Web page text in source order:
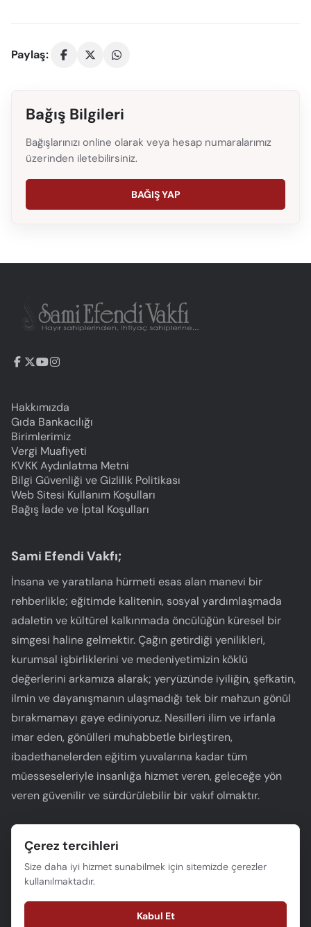
Paylaş:
Bağış Bilgileri
Bağışlarınızı online olarak veya hesap numaralarımız
üzerinden iletebilirsiniz.
BAĞIŞ YAP
Hakkımızda
Gıda Bankacılığı
Birimlerimiz
Vergi Muafiyeti
KVKK Aydınlatma Metni
Bilgi Güvenliği ve Gizlilik Politikası
Web Sitesi Kullanım Koşulları
Bağış İade ve İptal Koşulları
Sami Efendi Vakfı;
İnsana ve yaratılana hürmeti esas alan manevi bir
rehberlikle; eğitimde kalitenin, sosyal yardımlaşmada
adaletin ve kültürel kalkınmada öncülüğün küresel bir
simgesi haline gelmektir. Çağın getirdiği yenilikleri,
kurumsal işbirliklerini ve medeniyetimizin köklü
değerlerini arkamıza alarak; yeryüzünde iyiliğin, şefkatin,
ilmin ve dayanışmanın ulaşmadığı tek bir mahzun gönül
bırakmamayı gaye ediniyoruz. Nesilleri ilim ve irfanla
imar eden, gönülleri muhabbetle birleştiren,
ibadethanelerden eğitim yuvalarına kadar tüm
müesseseleriyle insanlığa hizmet veren, geleceğe yön
veren güvenilir ve sürdürülebilir bir vakıf olmaktır.
Vakıf Katılım:
TR68 0021 0000 0000 0111 1000 01
Kuveyttürk:
TR72 0020 5000 0006 7991 4000 01
Çerez tercihleri
Size daha iyi hizmet sunabilmek için sitemizde çerezler
kullanılmaktadır.
Kabul Et